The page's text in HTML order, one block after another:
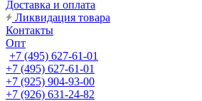
Доставка и оплата
Ликвидация товара
Контакты
Опт
+7 (495) 627-61-01
+7 (495) 627-61-01
+7 (925) 904-93-00
+7 (926) 631-24-82